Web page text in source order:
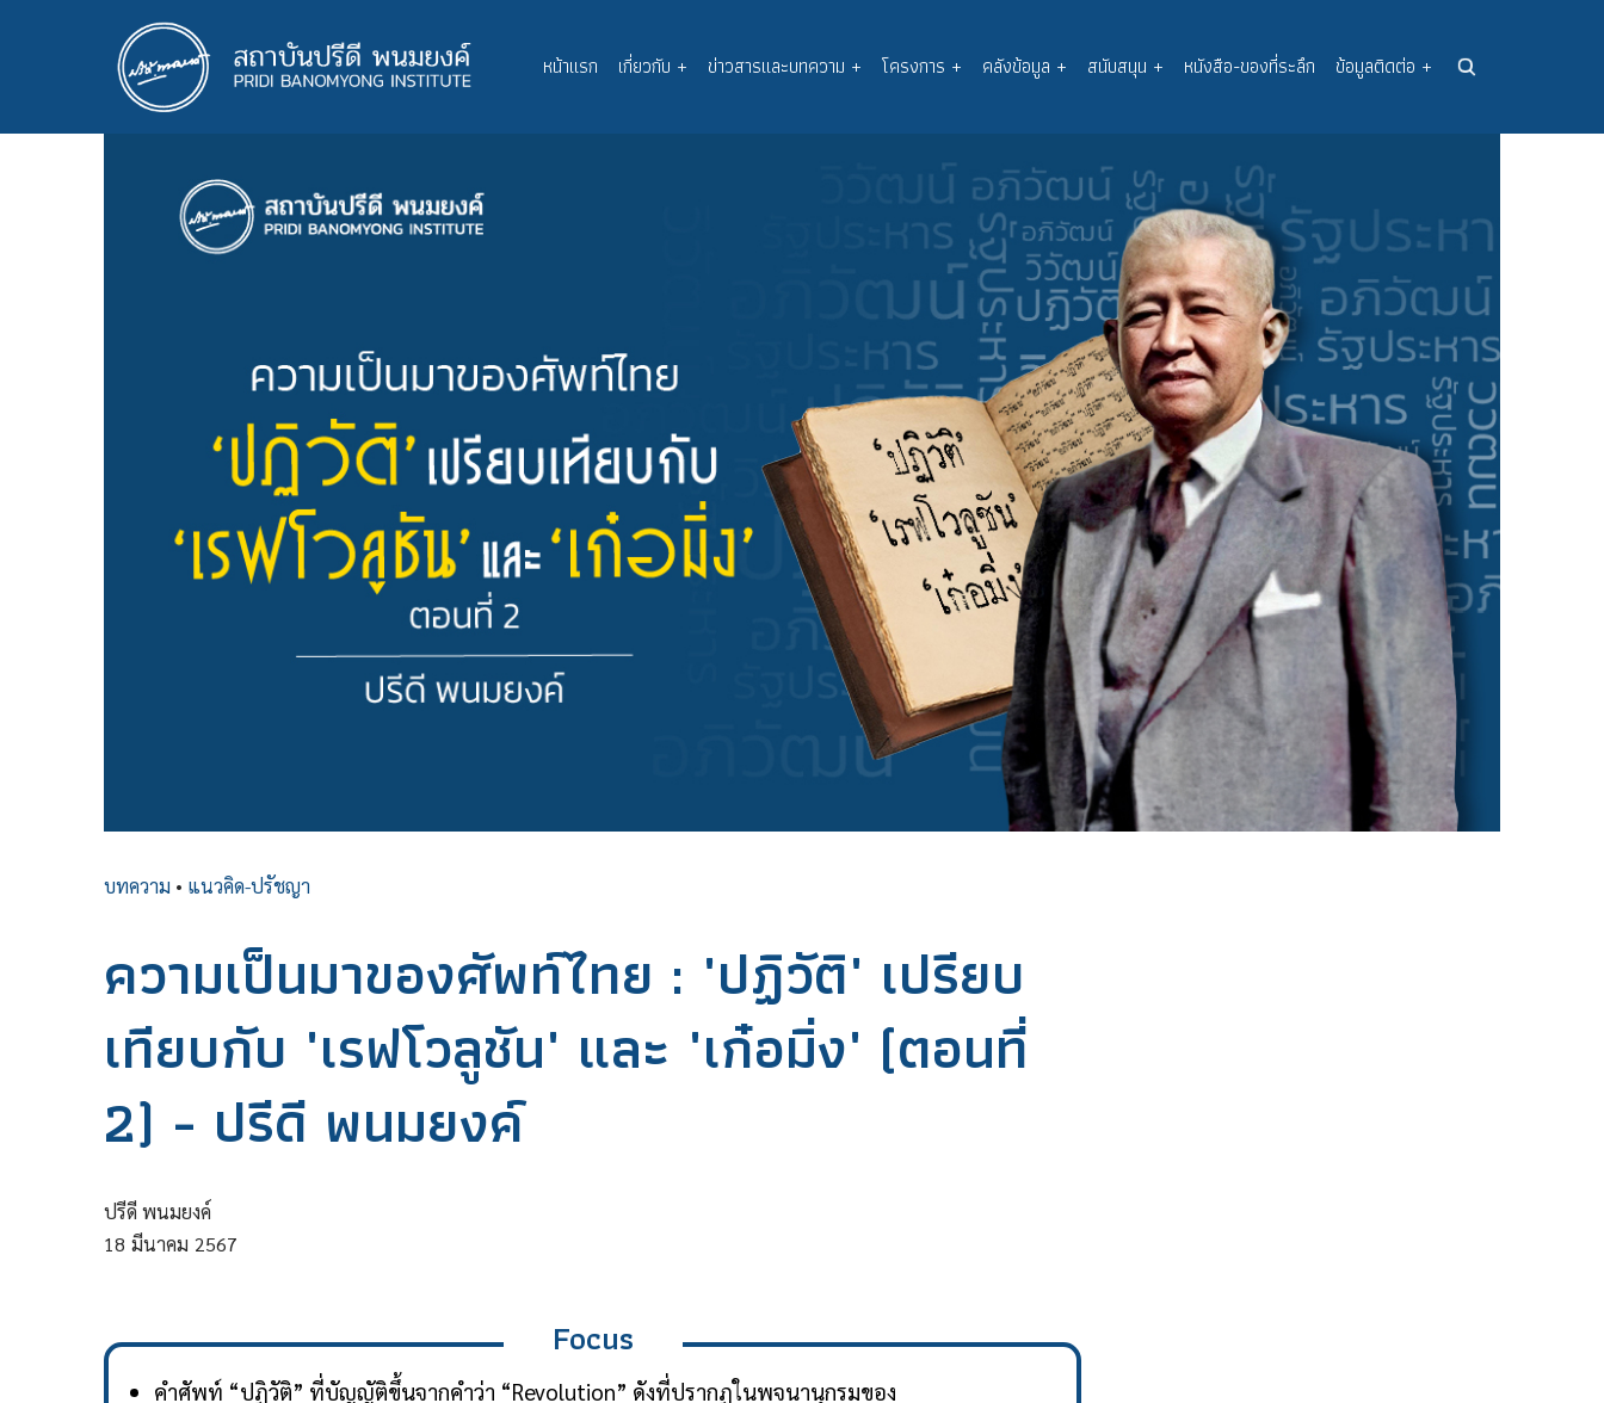
Main
หน้าแรก เกี่ยวกับ + ข่าวสารและบทความ + โครงการ + คลังข้อมูล + สนับสนุน + หนังสือ-ของที่ระลึก ข้อมูลติดต่อ +
บทความ • แนวคิด-ปรัชญา
ความเป็นมาของศัพท์ไทย : 'ปฏิวัติ' เปรียบ
เทียบกับ 'เรฟโวลูชัน' และ 'เก๋อมิ่ง' (ตอนที่
2) - ปรีดี พนมยงค์
ปรีดี พนมยงค์
18 มีนาคม 2567
Focus
คำศัพท์ “ปฏิวัติ” ที่บัญญัติขึ้นจากคำว่า “Revolution” ดังที่ปรากฏในพจนานุกรมของ